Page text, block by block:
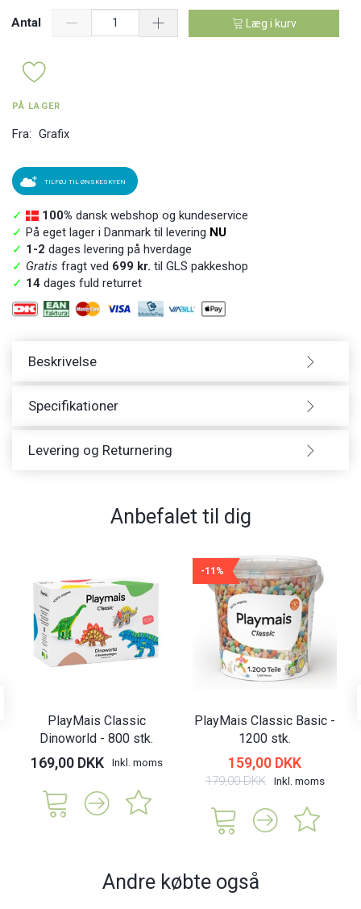
Antal Læg i kurv
PÅ LAGER
Fra: Grafix
TILFØJ TIL ØNSKESKYEN
✓ 100% dansk webshop og kundeservice
✓ På eget lager i Danmark til levering NU
✓ 1-2 dages levering på hverdage
✓ Gratis fragt ved 699 kr. til GLS pakkeshop
✓ 14 dages fuld returret
Beskrivelse
Specifikationer
Levering og Returnering
Anbefalet til dig
PlayMais Classic
Dinoworld - 800 stk.
169,00 DKK Inkl. moms
-11%
PlayMais Classic Basic -
1200 stk.
159,00 DKK
179,00 DKK Inkl. moms
Andre købte også